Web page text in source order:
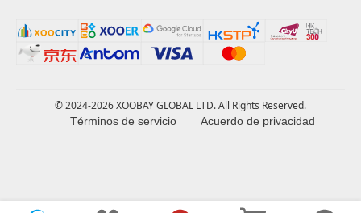
© 2024-2026 XOOBAY GLOBAL LTD. All Rights Reserved.
Términos de servicio Acuerdo de privacidad